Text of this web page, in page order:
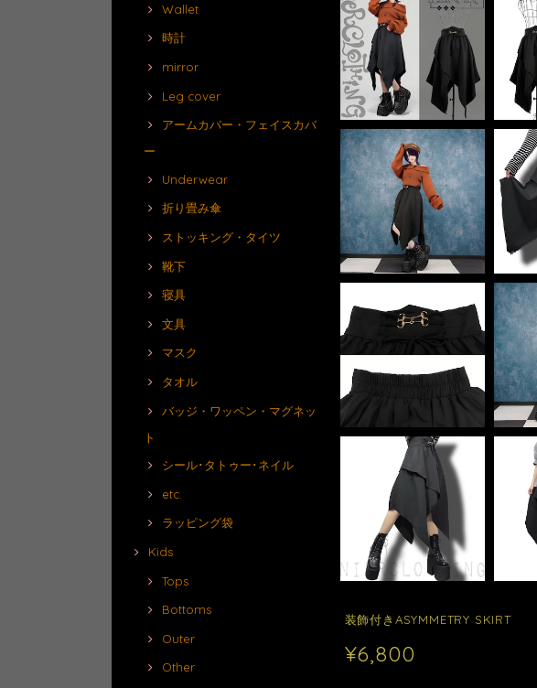
Wallet
時計
mirror
Leg cover
アームカバー・フェイスカバ
ー
Underwear
折り畳み傘
ストッキング・タイツ
靴下
寝具
文具
マスク
タオル
バッジ・ワッペン・マグネッ
ト
シール･タトゥー･ネイル
etc.
ラッピング袋
Kids
Tops
Bottoms
Outer
Other
装飾付きASYMMETRY SKIRT
¥6,800